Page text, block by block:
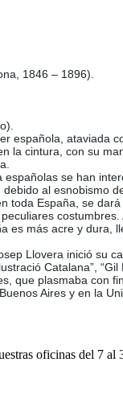
1846 – 1896).
española, ataviada
la cintura, con su
se han
al esnobismo
toda España, se
es más acre y dura,
Llovera inició su
Catalana”,
que plasmaba con
Aires y en la
oficinas del 7 al